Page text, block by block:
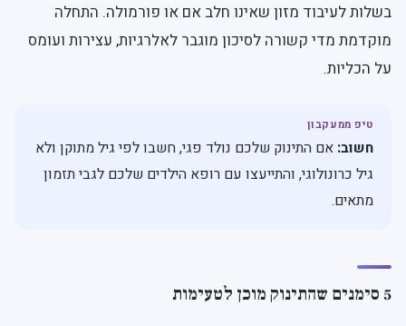
בשלות לעיבוד מזון שאינו חלב אם או פורמולה. התחלה
מוקדמת מדי קשורה לסיכון מוגבר לאלרגיות, עצירות ועומס
על הכליות.
חשוב: אם התינוק שלכם נולד פגי, חשבו לפי גיל מתוקן ולא
גיל כרונולוגי, והתייעצו עם רופא הילדים שלכם לגבי תזמון
מתאים.
5 סימנים שהתינוק מוכן לטעימות